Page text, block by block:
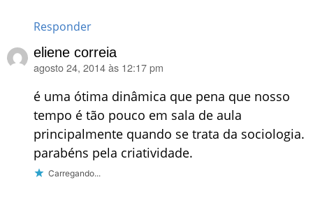
Responder
eliene correia
disse:
agosto 24, 2014 às 12:17 pm
é uma ótima dinâmica que pena que nosso
tempo é tão pouco em sala de aula
principalmente quando se trata da sociologia.
parabéns pela criatividade.
Carregando...